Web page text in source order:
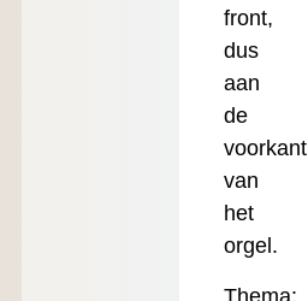
front,
dus
aan
de
voorkant
van
het
orgel.
Thema: